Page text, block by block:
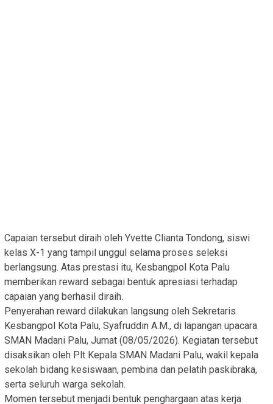
Capaian tersebut diraih oleh Yvette Clianta Tondong, siswi
kelas X-1 yang tampil unggul selama proses seleksi
berlangsung. Atas prestasi itu, Kesbangpol Kota Palu
memberikan reward sebagai bentuk apresiasi terhadap
capaian yang berhasil diraih.
Penyerahan reward dilakukan langsung oleh Sekretaris
Kesbangpol Kota Palu, Syafruddin A.M., di lapangan upacara
SMAN Madani Palu, Jumat (08/05/2026). Kegiatan tersebut
disaksikan oleh Plt Kepala SMAN Madani Palu, wakil kepala
sekolah bidang kesiswaan, pembina dan pelatih paskibraka,
serta seluruh warga sekolah.
Momen tersebut menjadi bentuk penghargaan atas kerja